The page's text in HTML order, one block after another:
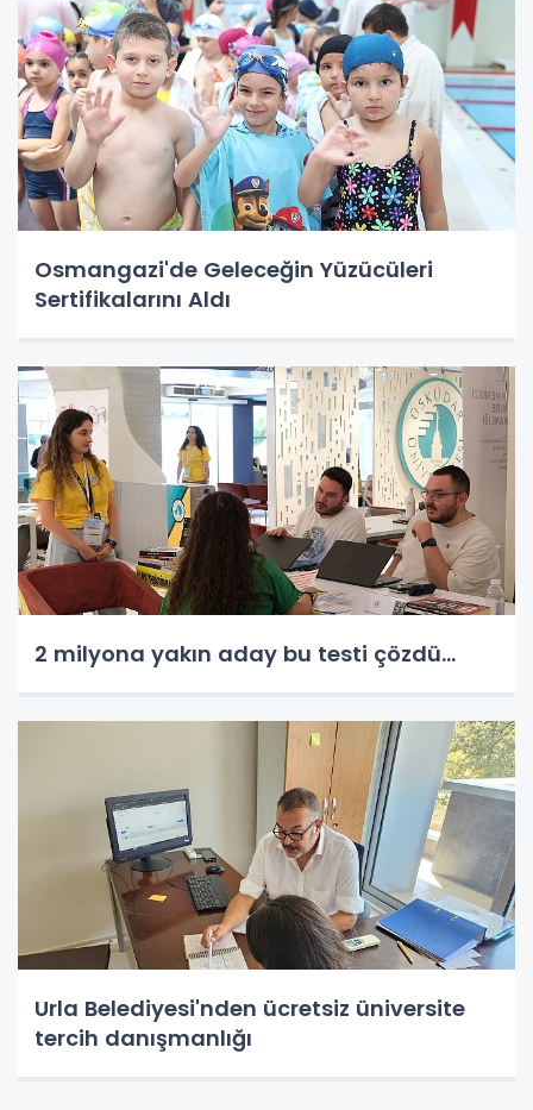
Osmangazi'de Geleceğin Yüzücüleri
Sertifikalarını Aldı
2 milyona yakın aday bu testi çözdü…
Urla Belediyesi'nden ücretsiz üniversite
tercih danışmanlığı